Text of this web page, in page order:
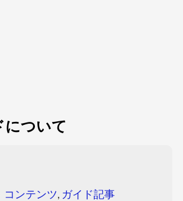
について
コンテンツ, ガイド記事